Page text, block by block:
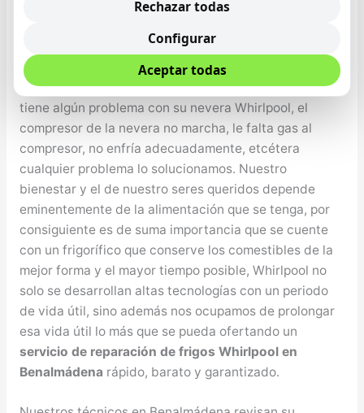
Desde el Servicio Técnico de Frigoríficos Whirlpool en
Benalmádena notificamos que no debe preocuparse si
tiene algún problema con su nevera Whirlpool, el
compresor de la nevera no marcha, le falta gas al
compresor, no enfría adecuadamente, etcétera
cualquier problema lo solucionamos. Nuestro
bienestar y el de nuestro seres queridos depende
eminentemente de la alimentación que se tenga, por
consiguiente es de suma importancia que se cuente
con un frigorífico que conserve los comestibles de la
mejor forma y el mayor tiempo posible, Whirlpool no
solo se desarrollan altas tecnologías con un periodo
de vida útil, sino además nos ocupamos de prolongar
esa vida útil lo más que se pueda ofertando un
servicio de reparación de frigos Whirlpool en
Benalmádena rápido, barato y garantizado.
Rechazar todas
Configurar
Aceptar todas